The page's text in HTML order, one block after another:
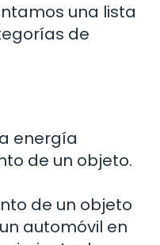
una lista
de
energía
de un objeto.
de un objeto
automóvil en